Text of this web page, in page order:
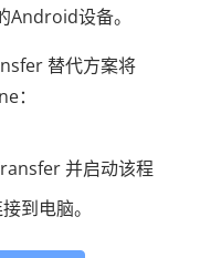
Android设备。
替代方案将
：
并启动该程
到电脑。